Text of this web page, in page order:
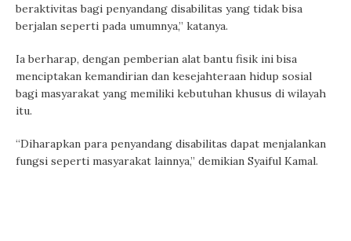
beraktivitas bagi penyandang disabilitas yang tidak bisa
berjalan seperti pada umumnya,” katanya.
Ia berharap, dengan pemberian alat bantu fisik ini bisa
menciptakan kemandirian dan kesejahteraan hidup sosial
bagi masyarakat yang memiliki kebutuhan khusus di wilayah
itu.
“Diharapkan para penyandang disabilitas dapat menjalankan
fungsi seperti masyarakat lainnya,” demikian Syaiful Kamal.